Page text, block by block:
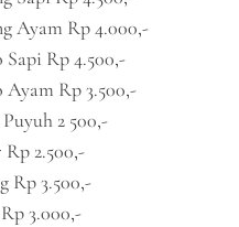
Ayam Rp 4.000,-
Sapi Rp 4.500,-
Ayam Rp 3.500,-
2 500,-
2.500,-
Rp 3.500,-
3.000,-